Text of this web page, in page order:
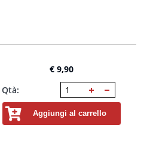
€ 9,90
Qtà:
Aggiungi al carrello